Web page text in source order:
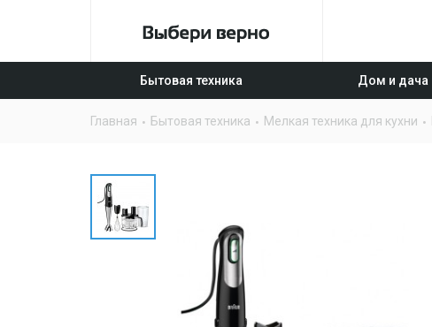
Бытовая техника Дом и дача
Главная Бытовая техника Мелкая техника для кухни